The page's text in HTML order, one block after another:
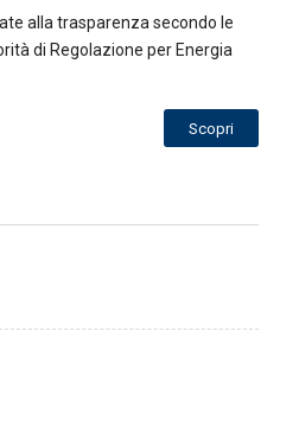
alla trasparenza secondo le
di Regolazione per Energia
Scopri